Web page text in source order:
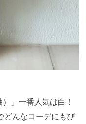
」一番人気は白！
どんなコーデにもぴ